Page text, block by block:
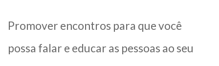
Promover encontros para que você
possa falar e educar as pessoas ao seu